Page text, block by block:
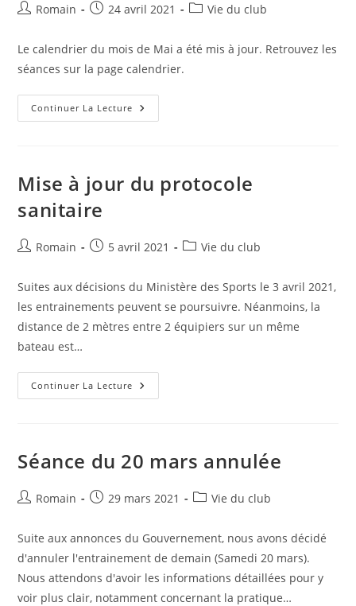
Auteur/autrice
la
publication :
Romain
Publication
24 avril 2021
PostVie du club
Le calendrier du mois de Mai a été mis à jour. Retrouvez les
séances sur la page calendrier.
Continuer La Lecture Planning
Mai
Mise à jour du protocole
sanitaire
Auteur/autrice
la
publication :
Romain
Publication
5 avril 2021
PostVie du club
Suites aux décisions du Ministère des Sports le 3 avril 2021,
les entrainements peuvent se poursuivre. Néanmoins, la
distance de 2 mètres entre 2 équipiers sur un même
bateau est…
Continuer La Lecture Mise
À
Séance du 20 mars annulée
Auteur/autrice
la
publication :
Romain
Publication
29 mars 2021
PostVie du club
Suite aux annonces du Gouvernement, nous avons décidé
d'annuler l'entrainement de demain (Samedi 20 mars).
Nous attendons d'avoir les informations détaillées pour y
voir plus clair, notamment concernant la pratique…